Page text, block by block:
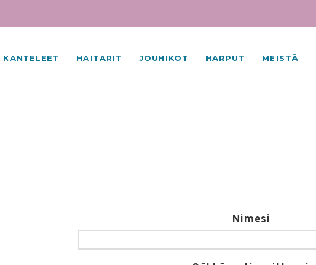
KANTELEET HAITARIT JOUHIKOT HARPUT MEISTÄ
Nimesi